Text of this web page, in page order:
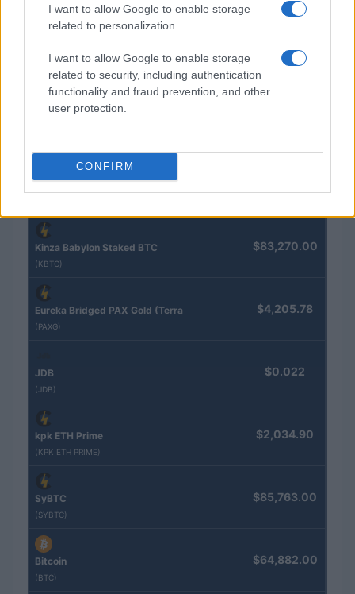
I want to allow Google to enable storage
related to personalization.
I want to allow Google to enable storage
related to security, including authentication
functionality and fraud prevention, and other
user protection.
CONFIRM
Petróleo Brent cai 8.3% e arrasta commodities em agosto de
Rafael Oliveira · 6 ago 2026
COTAÇÕES CRYPTO
Kinza Babylon Staked BTC
(KBTC)
$83,270.00
Eureka Bridged PAX Gold (Terra
(PAXG)
$4,205.78
JDB
(JDB)
$0.022
kpk ETH Prime
(KPK ETH PRIME)
$2,034.90
SyBTC
(SYBTC)
$85,763.00
Bitcoin
(BTC)
$64,882.00